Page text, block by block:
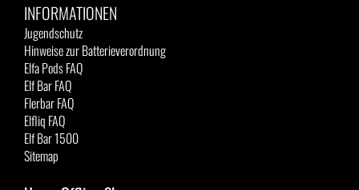
INFORMATIONEN
Jugendschutz
Hinweise zur Batterieverordnung
Elfa Pods FAQ
Elf Bar FAQ
Flerbar FAQ
Elfliq FAQ
Elf Bar 1500
Sitemap